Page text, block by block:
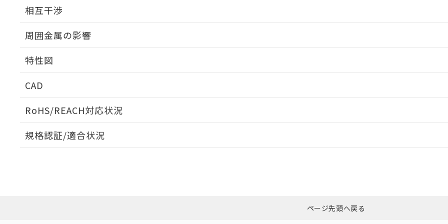
相互干渉
周囲金属の影響
特性図
CAD
RoHS/REACH対応状況
EU RoHS 注意事項・凡例
ダウンロードはこちら
規格認証/適合状況
ページ先頭へ戻る